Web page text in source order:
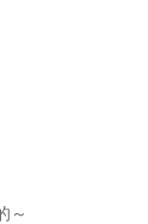
～